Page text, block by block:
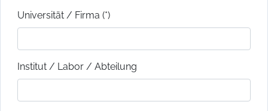
Universität / Firma (*)
Institut / Labor / Abteilung